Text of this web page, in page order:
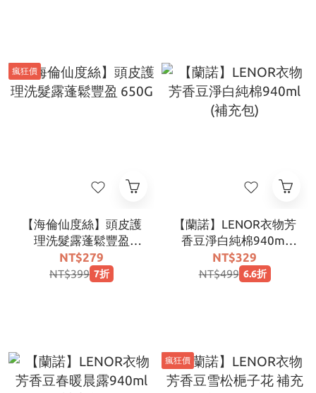
瘋狂價
【海倫仙度絲】頭皮護
理洗髮露蓬鬆豐盈
650G
NT$279
NT$399 7折
【蘭諾】LENOR衣物芳
香豆淨白純棉940ml
(補充包)
NT$329
NT$499 6.6折
瘋狂價